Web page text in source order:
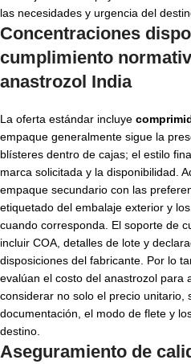
las necesidades y urgencia del
Concentraciones
cumplimiento
anastrozol India
La oferta estándar incluye
empaque generalmente sigue la
blísteres dentro de cajas; el estilo
marca solicitada y la disponibilidad.
empaque secundario con las
etiquetado del embalaje exterior y
cuando corresponda. El soporte de
incluir COA, detalles de lote y
disposiciones del fabricante. Por lo
evalúan el costo del anastrozol para
considerar no solo el precio unitario,
documentación, el modo de flete y
destino.
Aseguramiento de